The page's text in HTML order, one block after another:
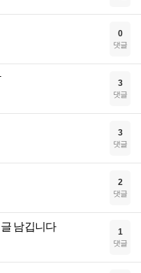
0
댓글
3
댓글
3
댓글
2
댓글
남깁니다 1
댓글